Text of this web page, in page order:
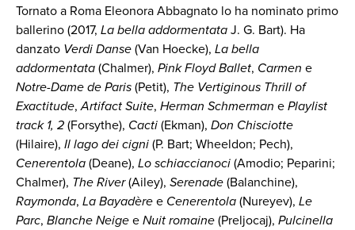
Tornato a Roma Eleonora Abbagnato lo ha nominato primo
ballerino (2017, La bella addormentataJ. G. Bart). Ha
danzato Verdi Danse(Van Hoecke), La bella
addormentata(Chalmer), Pink Floyd Ballet, Carmen e
Notre-Dame de Paris(Petit), The Vertiginous Thrill of
Exactitude,Artifact Suite, Herman Schmerman ePlaylist
track 1, 2(Forsythe), Cacti(Ekman), Don Chisciotte
(Hilaire), Il lago dei cigni(P. Bart; Wheeldon; Pech),
Cenerentola(Deane), Lo schiaccianoci(Amodio; Peparini;
Chalmer), The River(Ailey), Serenade(Balanchine),
Raymonda, La Bayadèree Cenerentola(Nureyev), Le
Parc, Blanche NeigeeNuit romaine(Preljocaj), Pulcinella